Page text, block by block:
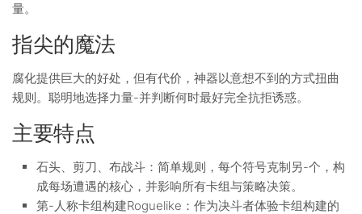
量。
指尖的魔法
腐化提供巨大的好处，但有代价，神器以意想不到的方式扭曲
规则。聪明地选择力量-并判断何时最好完全抗拒诱惑。
主要特点
石头、剪刀、布战斗：简单规则，每个符号克制另-个，构
成每场遭遇的核心，并影响所有卡组与策略决策。
第-人称卡组构建Roguelike：作为决斗者体验卡组构建的